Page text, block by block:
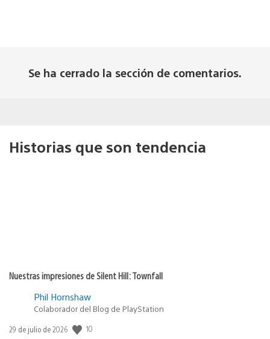
Se ha cerrado la sección de comentarios.
Historias que son tendencia
Nuestras impresiones de Silent Hill: Townfall
Phil Hornshaw
Colaborador del Blog de PlayStation
Fecha
29 de julio de 2026 10